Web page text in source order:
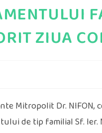
ZIUA
Mitropolit Dr. NIFON,
de tip familial Sf.